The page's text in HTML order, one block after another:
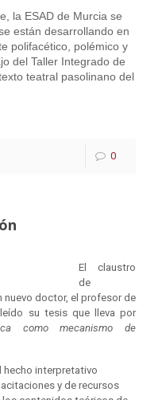
la ESAD de Murcia se
están desarrollando en
polifacético, polémico y
del Taller Integrado de
teatral pasolinano del
0
El claustro
de
nuevo doctor, el profesor de
su tesis que lleva por
como mecanismo de
hecho interpretativo
y de recursos